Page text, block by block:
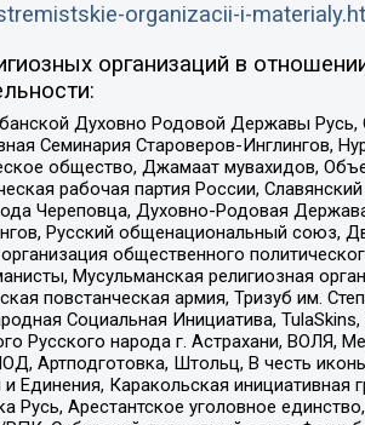
organizacii-i-
организаций в
Духовно Родовой Державы
Семинария Староверов-Инглингов,
общество, Джамаат мувахидов,
рабочая партия России,
Череповца, Духовно-Родовая
Русский общенациональный союз,
общественного
Мусульманская религиозная
повстанческая армия, Тризуб им.
Социальная Инициатива,
Русского народа г. Астрахани, ВОЛЯ,
Артподготовка, Штольц, В честь
Каракольская инициативная
Русь, Арестантское уголовное